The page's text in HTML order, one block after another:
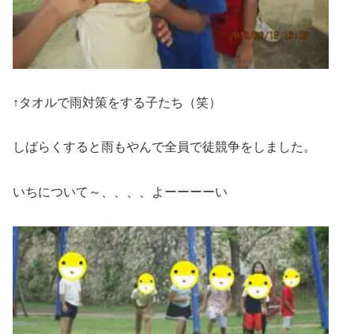
↑タオルで雨対策をする子たち（笑）
しばらくすると雨もやんで全員で徒競争をしました。
いちについて～、、、、よーーーーい